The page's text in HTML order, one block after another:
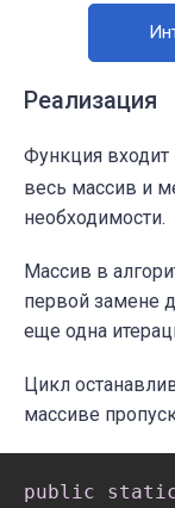
Реализация
Функция входит
весь массив и
необходимости.
Массив в
первой замене
еще одна
Цикл
массиве
public